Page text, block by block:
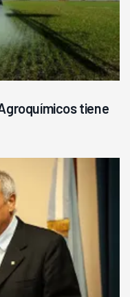
tiene